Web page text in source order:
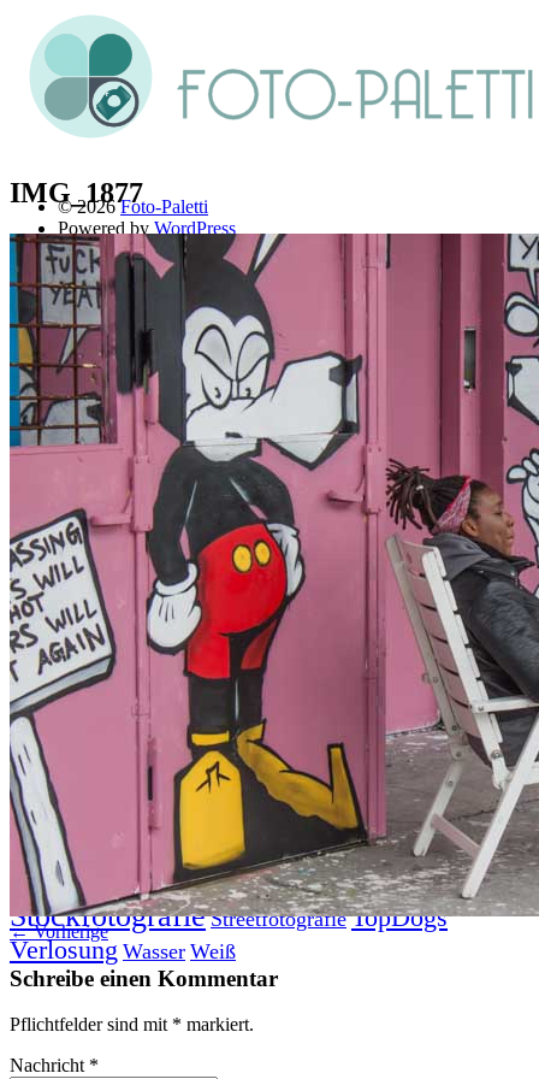
IMG_1877
← Vorherige
Schreibe einen Kommentar
Pflichtfelder sind mit * markiert.
Nachricht *
© 2026Foto-Paletti
Powered by WordPress
Theme: Renkon von
Elmastudio
Home
Portfolio
Florales
Menschen
Stadt und Land
Weitere Fotoblogs
Über mich
Impressum
Datenschutz
Suche
TAG CLOUD
Blogparade Blumen Buchempfehlung design DIY
Farben Fotoprojekt Frühling
Getestet
Gewinner
Herbst InterviewKreativität
Lightroom
lightroom tipps Makro Monochrom
Produkttest S-/W Schnee Schwarz-Weiß SEO Sommer
Stockfotografie Streetfotografie TopDogs
Verlosung Wasser Weiß